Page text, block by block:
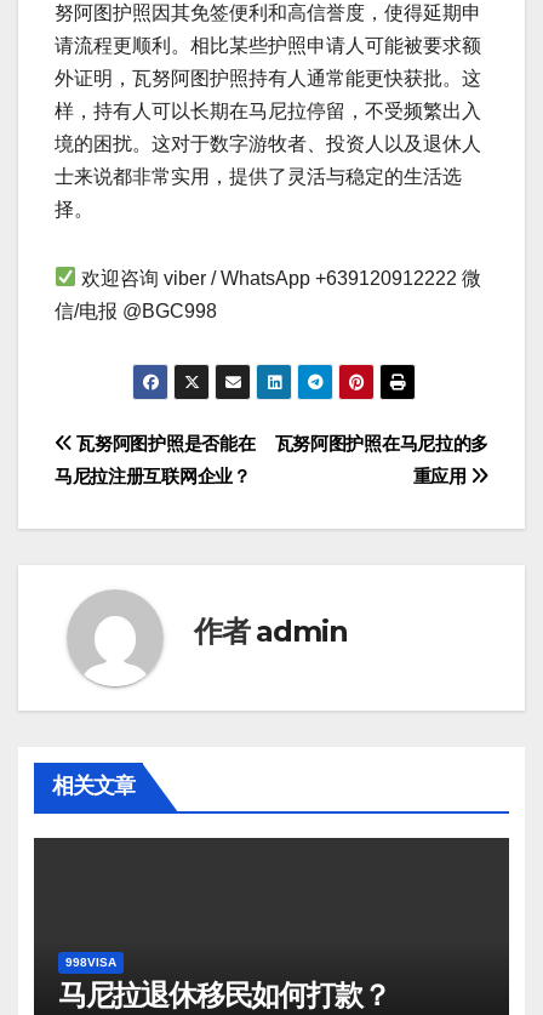
努阿图护照因其免签便利和高信誉度，使得延期申
请流程更顺利。相比某些护照申请人可能被要求额
外证明，瓦努阿图护照持有人通常能更快获批。这
样，持有人可以长期在马尼拉停留，不受频繁出入
境的困扰。这对于数字游牧者、投资人以及退休人
士来说都非常实用，提供了灵活与稳定的生活选
择。
欢迎咨询 viber / WhatsApp +639120912222 微
信/电报 @BGC998
文
章
航
瓦努阿图护照在马尼拉的多
重应用
瓦努阿图护照是否能在
马尼拉注册互联网企业？
作者admin
相关文章
998VISA
马尼拉退休移民如何打款？